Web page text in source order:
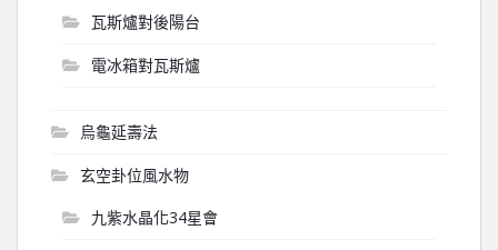
瓦斯爐對後陽台
電冰箱對瓦斯爐
烏龜延壽法
玄空卦位風水物
九紫水晶化34星會